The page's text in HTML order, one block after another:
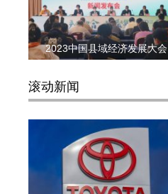
2023中国县域经济发展大会
滚动新闻